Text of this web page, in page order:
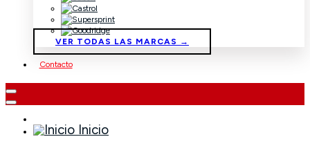
VER TODAS LAS MARCAS →
Contacto
Inicio